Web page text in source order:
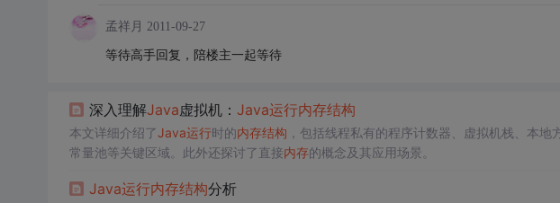
孟祥月 2011-09-27
等待高手回复，陪楼主一起等待
深入理解Java虚拟机： Java运行内存结构
本文详细介绍了Java运行时的内存结构 ，包括线程私有的程序计数器、虚拟机栈、本地
常量池等关键区域。此外还探讨了直接内存的概念及其应用场景。
Java运行内存结构分析